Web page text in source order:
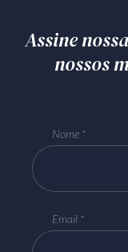
Assine
nossos
Nome
Email